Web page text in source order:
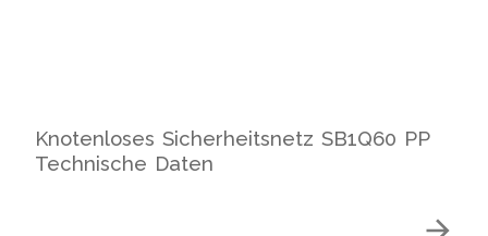
Knotenloses Sicherheitsnetz SB1Q60 PP
Technische Daten